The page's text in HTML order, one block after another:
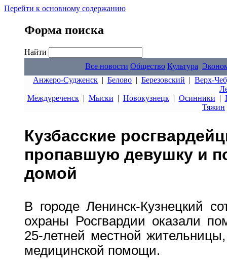
Перейти к основному содержанию
Форма поиска
Найти
Все новости Общество Культура
Анжеро-Судженск | Белово | Березовский | Верх-
Междуреченск| Мыски | Новокузнецк| Осинники |
Тяжин
Кузбасские
пропавшую девушку и
домой
В городе Ленинск-Кузнецкий
охраны Росгвардии оказали
25-летней местной
медицинской помощи.